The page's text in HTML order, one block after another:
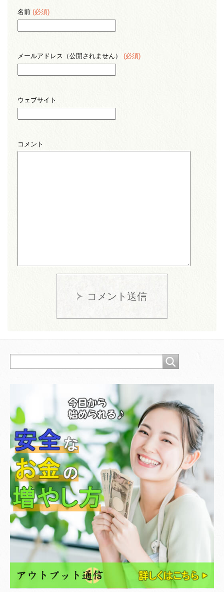
名前 (必須)
メールアドレス（公開されません） (必須)
ウェブサイト
コメント
コメント送信